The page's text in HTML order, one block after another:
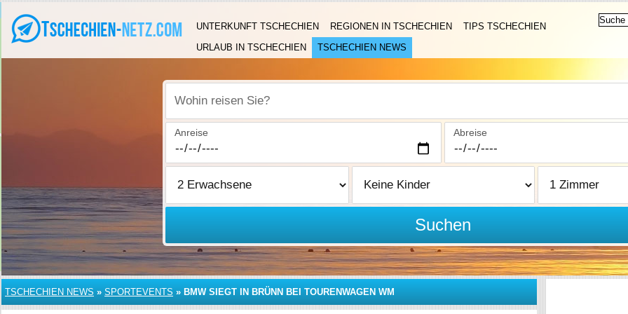
UNTERKUNFT TSCHECHIEN REGIONEN IN TSCHECHIEN
TIPS TSCHECHIEN
URLAUB IN TSCHECHIEN
TSCHECHIEN NEWS
Wohin reisen Sie?
Anreise Abreise
Suchen
TSCHECHIEN NEWS » SPORTEVENTS » BMW SIEGT IN BRÜNN BEI TOURENWAGEN WM